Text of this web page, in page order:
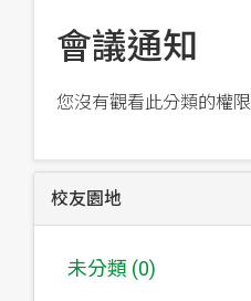
會議通知
您沒有觀看此分類的權限
校友園地
未分類 (0)